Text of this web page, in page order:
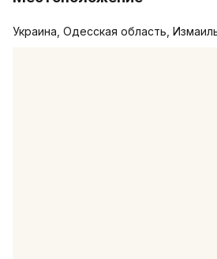
Украина, Одесская область,